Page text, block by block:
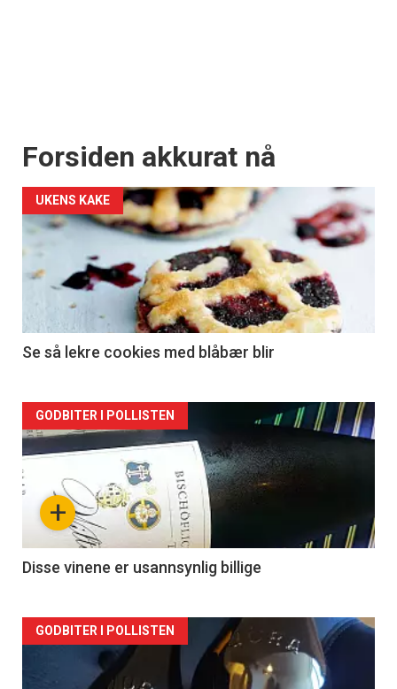
Forsiden akkurat nå
UKENS KAKE
Se så lekre cookies med blåbær blir
Forsiden
akkurat
nå
2
+
GODBITER I POLLISTEN
Disse vinene er usannsynlig billige
Forsiden
akkurat
GODBITER I POLLISTEN